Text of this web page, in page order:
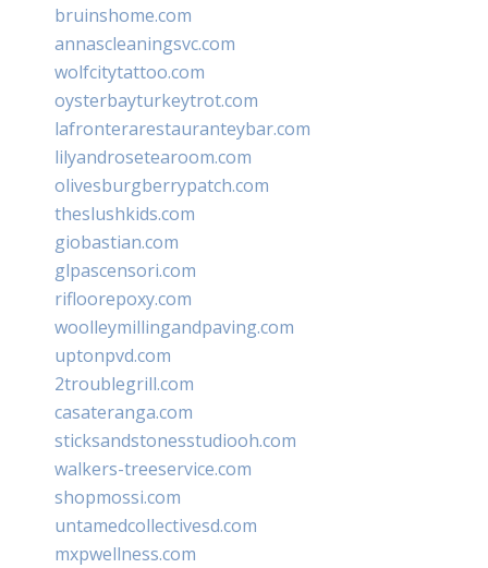
bruinshome.com
annascleaningsvc.com
wolfcitytattoo.com
oysterbayturkeytrot.com
lafronterarestauranteybar.com
lilyandrosetearoom.com
olivesburgberrypatch.com
theslushkids.com
giobastian.com
glpascensori.com
rifloorepoxy.com
woolleymillingandpaving.com
uptonpvd.com
2troublegrill.com
casateranga.com
sticksandstonesstudiooh.com
walkers-treeservice.com
shopmossi.com
untamedcollectivesd.com
mxpwellness.com